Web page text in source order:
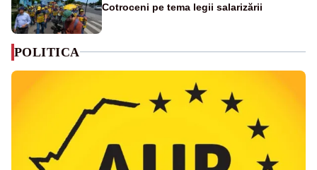
Cotroceni pe tema legii salarizării
POLITICA